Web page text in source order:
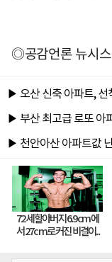
◎공감언론 뉴시스